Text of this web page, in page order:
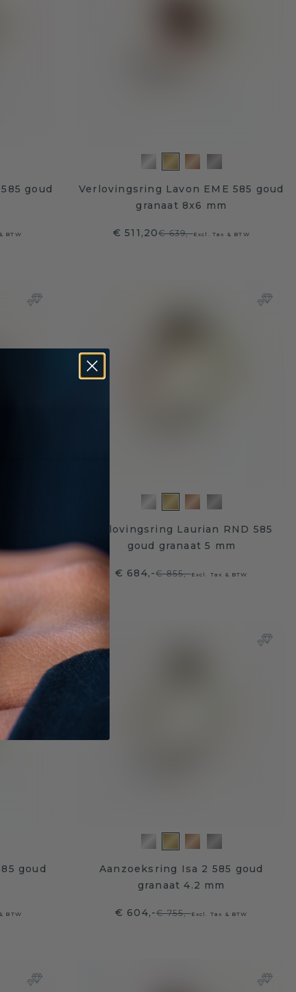
goud
BTW
Verlovingsring Lavon EME 585 goud
granaat 8x6 mm
€ 511,20€ 639,-Excl. Tax & BTW
Verlovingsring Laurian RND 585
goud granaat 5 mm
€ 684,-€ 855,-Excl. Tax & BTW
goud
BTW
Aanzoeksring Isa 2 585 goud
granaat 4.2 mm
€ 604,-€ 755,-Excl. Tax & BTW